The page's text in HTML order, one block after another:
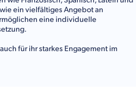
ein vielfältiges Angebot an
eine individuelle
für ihr starkes Engagement im